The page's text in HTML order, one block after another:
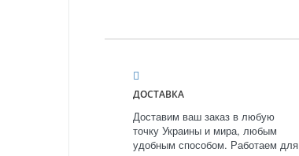
ДОСТАВКА
Доставим ваш заказ в любую
точку Украины и мира, любым
удобным способом. Работаем для